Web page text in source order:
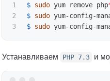
1
2
$ sudo yum remove php
$ sudo yum-config-
$ sudo yum-config-
Устанавливаем PHP 7.3 и